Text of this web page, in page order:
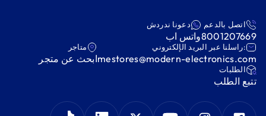
اتصل بالدعم
8001207669
دعونا ندردش
واتس اب
:راسلنا عبر البريد الإلكتروني
mestores@modern-electronics.com
متاجر
ابحث عن متجر
‫الطلبات‬
‫تتبع الطلب‬